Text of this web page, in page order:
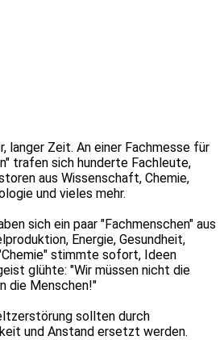
langer Zeit. An einer Fachmesse für
trafen sich hunderte Fachleute,
aus Wissenschaft, Chemie,
und vieles mehr.
sich ein paar "Fachmenschen" aus
Energie, Gesundheit,
stimmte sofort, Ideen
glühte: "Wir müssen nicht die
die Menschen!"
sollten durch
und Anstand ersetzt werden.